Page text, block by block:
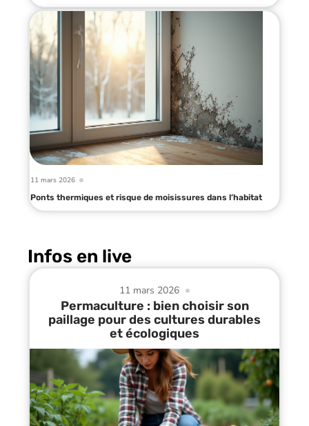
11 mars 2026
Ponts thermiques et risque de moisissures dans l’habitat
Infos en live
11 mars 2026
Permaculture : bien choisir son
paillage pour des cultures durables
et écologiques